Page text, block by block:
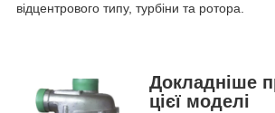
відцентрового типу, турбіни та ротора.
Докладніше
цієї моделі